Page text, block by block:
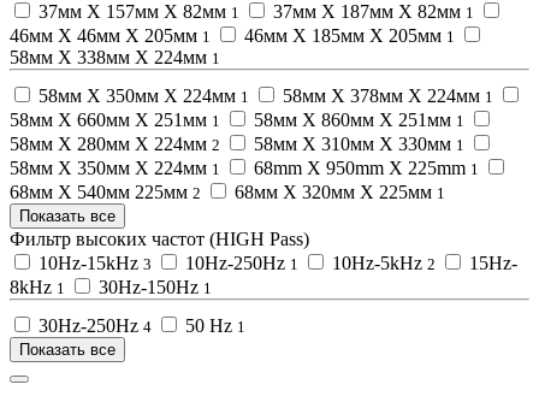
37мм Х 157мм Х 82мм 1 37мм Х 187мм Х 82мм 1
46мм X 46мм X 205мм 1 46мм Х 185мм Х 205мм 1
58мм X 338мм X 224мм 1
58мм X 350мм X 224мм 1 58мм X 378мм X 224мм 1
58мм X 660мм X 251мм 1 58мм X 860мм X 251мм 1
58мм Х 280мм Х 224мм 2 58мм Х 310мм Х 330мм 1
58мм Х 350мм Х 224мм 1 68mm X 950mm X 225mm 1
68мм X 540мм 225мм 2 68мм Х 320мм Х 225мм 1
Показать все
Фильтр высоких частот (HIGH Pass)
10Hz-15kHz 3 10Hz-250Hz 1 10Hz-5kHz 2
15Hz-
8kHz 1 30Hz-150Hz 1
30Hz-250Hz 4 50 Hz 1
Показать все